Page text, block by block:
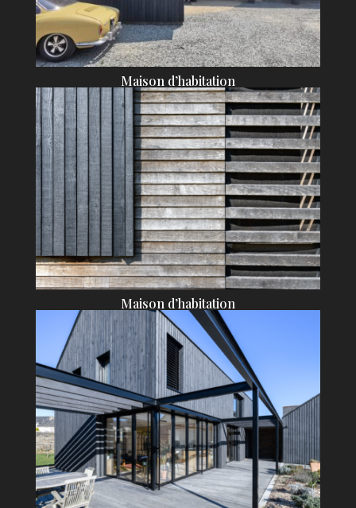
Maison d’habitation
Maison d’habitation